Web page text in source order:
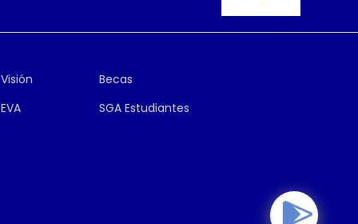
Visión
Becas
EVA
SGA Estudiantes